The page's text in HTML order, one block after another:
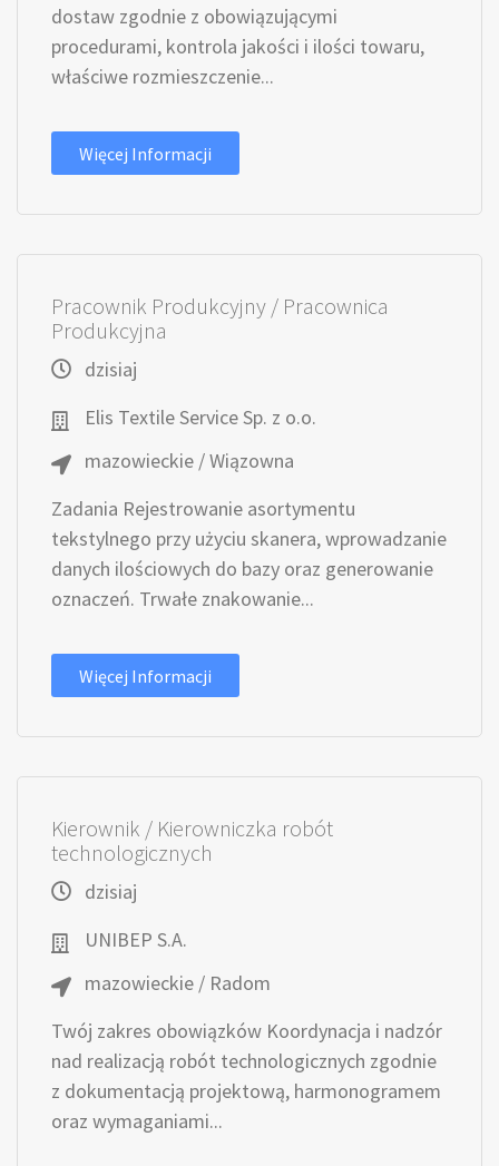
dostaw zgodnie z obowiązującymi
procedurami, kontrola jakości i ilości towaru,
właściwe rozmieszczenie...
Więcej Informacji
Pracownik Produkcyjny / Pracownica
Produkcyjna
dzisiaj
Elis Textile Service Sp. z o.o.
mazowieckie / Wiązowna
Zadania Rejestrowanie asortymentu
tekstylnego przy użyciu skanera, wprowadzanie
danych ilościowych do bazy oraz generowanie
oznaczeń. Trwałe znakowanie...
Więcej Informacji
Kierownik / Kierowniczka robót
technologicznych
dzisiaj
UNIBEP S.A.
mazowieckie / Radom
Twój zakres obowiązków Koordynacja i nadzór
nad realizacją robót technologicznych zgodnie
z dokumentacją projektową, harmonogramem
oraz wymaganiami...